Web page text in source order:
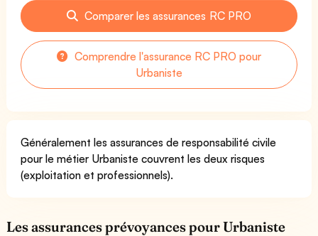
Comparer les assurances RC PRO
Comprendre l'assurance RC PRO pour
Urbaniste
Généralement les assurances de responsabilité civile
pour le métier Urbaniste couvrent les deux risques
(exploitation et professionnels).
Les assurances prévoyances pour Urbaniste